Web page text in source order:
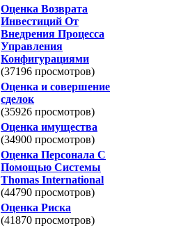
Оценка Возврата
Инвестиций От
Внедрения Процесса
Управления
Конфигурациями
(37196 просмотров)
Оценка и совершение
сделок
(35926 просмотров)
Оценка имущества
(34900 просмотров)
Оценка Персонала С
Помощью Системы
Thomas International
(44790 просмотров)
Оценка Риска
(41870 просмотров)